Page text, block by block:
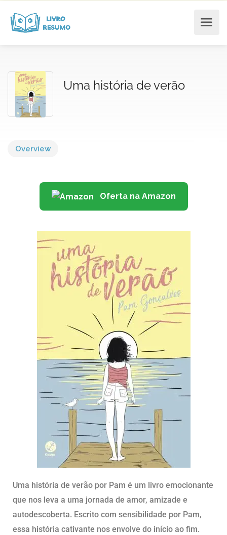
Uma história de verão
Overview
Oferta na Amazon
Uma história de verão por Pam é um livro emocionante
que nos leva a uma jornada de amor, amizade e
autodescoberta. Escrito com sensibilidade por Pam,
essa história cativante nos envolve do início ao fim.